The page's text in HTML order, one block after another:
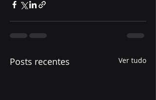
Posts recentes Ver tudo